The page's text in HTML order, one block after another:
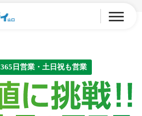
365日営業・土日祝も営業